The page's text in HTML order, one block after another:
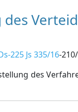
225 Js 335/16-
des